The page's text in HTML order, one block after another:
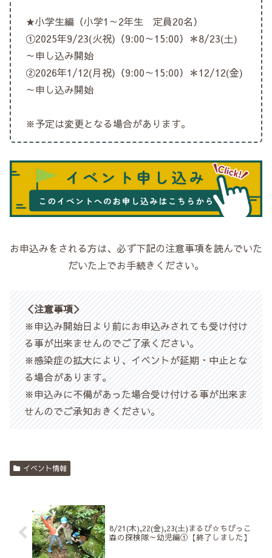
★小学生編（小学1～2年生 定員20名）
①2025年9/23(火祝)（9:00～15:00）＊8/23(土)
～申し込み開始
②2026年1/12(月祝)（9:00～15:00）＊12/12(金)
～申し込み開始
※予定は変更となる場合があります。
お申込みをされる方は、必ず下記の注意事項を読んでいた
だいた上でお手続きください。
＜注意事項＞
※申込み開始日より前にお申込みされても受け付け
る事が出来ませんのでご了承ください。
※感染症の拡大により、イベントが延期・中止とな
る場合があります。
※申込みに不備があった場合受け付ける事が出来ま
せんのでご承知おきください。
イベント情報
8/21(木),22(金),23(土)まるび☆ちびっこ
森の探検隊～幼児編①【終了しました】